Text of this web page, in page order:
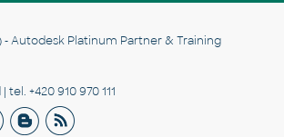
- Autodesk Platinum Partner & Training
+420 910 970 111